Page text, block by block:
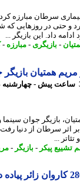
سرطان مبارزه کرد،
و حتی در روزهایی که
داد. این بازیگر ...
-بازیگری- مبارزه- کرد
همتیان بازیگر
جوان سینما و
از دنیا رفت. -
...
پیکر -بازیگر-مریم-
نام بیش از 280 کاروان زائر